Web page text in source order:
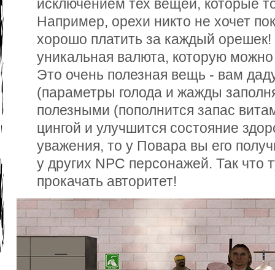
исключением тех вещей, которые
Например, орехи никто не хочет
хорошо платить за каждый
уникальная валюта, которую можно
Это очень полезная вещь - вам
(параметры голода и жажды
полезными (пополнится запас
цингой и улучшится состояние
уважения, то у Повара вы его
у других NPC персонажей. Так что
прокачать авторитет!